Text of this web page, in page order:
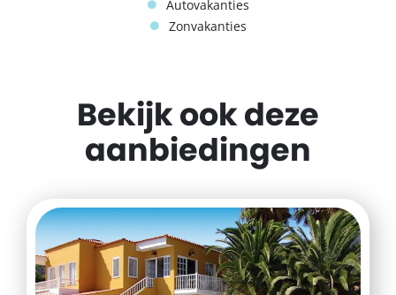
Autovakanties
Zonvakanties
Bekijk ook deze
aanbiedingen